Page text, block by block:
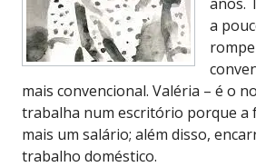
a
mais convencional. Valéria – é o
trabalha num escritório porque a
mais um salário; além disso,
trabalho doméstico.